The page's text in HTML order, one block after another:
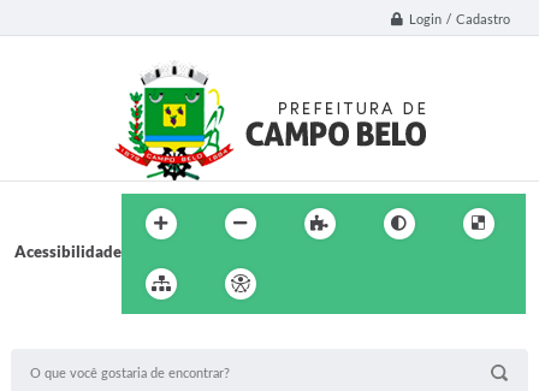
Login / Cadastro
Acessibilidade